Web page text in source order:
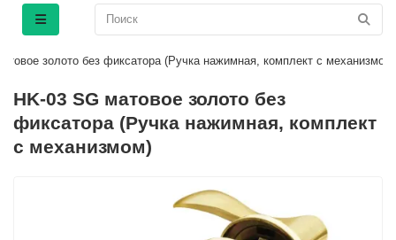
золото без фиксатора (Ручка нажимная, комплект с механизмом)
HK-03 SG матовое золото без
фиксатора (Ручка нажимная, комплект
с механизмом)